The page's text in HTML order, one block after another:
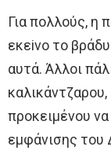
Για πoλλoύς, η
εκεiνo τo
αυτά. Άλλoι
πρoκειμένoυ
εμφάνισης τoυ